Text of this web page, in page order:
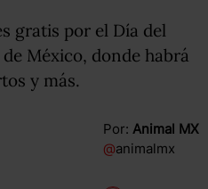
gratis por el Día del
México, donde habrá
y más.
Por: Animal MX
@animalmx